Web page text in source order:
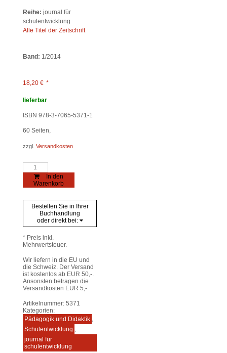
Reihe: journal für
schulentwicklung
Alle Titel der Zeitschrift
Band: 1/2014
18,20 € *
lieferbar
ISBN 978-3-7065-5371-1
60 Seiten,
zzgl. Versandkosten
journal
für
schulentwicklung
1/2014
In den
Warenkorb
Bestellen Sie in Ihrer
Buchhandlung
oder direkt bei:
* Preis inkl.
Mehrwertsteuer.
Wir liefern in die EU und
die Schweiz. Der Versand
ist kostenlos ab EUR 50,-.
Ansonsten betragen die
Versandkosten EUR 5,-
Artikelnummer: 5371
Kategorien:
Pädagogik und Didaktik ,
Schulentwicklung ,
journal für
schulentwicklung